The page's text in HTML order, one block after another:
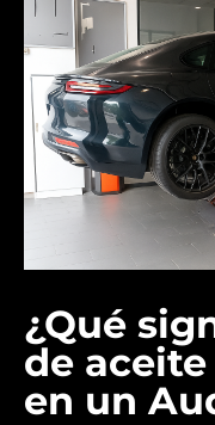
¿Qué
de
en un